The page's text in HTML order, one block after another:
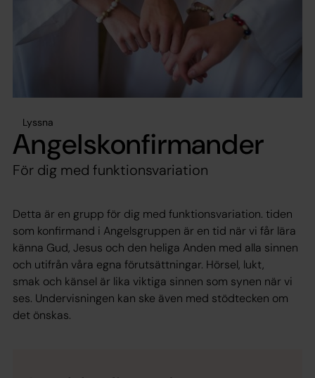
Lyssna
Angelskonfirmander
För dig med funktionsvariation
Detta är en grupp för dig med funktionsvariation. tiden
som konfirmand i Angelsgruppen är en tid när vi får lära
känna Gud, Jesus och den heliga Anden med alla sinnen
och utifrån våra egna förutsättningar. Hörsel, lukt,
smak och känsel är lika viktiga sinnen som synen när vi
ses. Undervisningen kan ske även med stödtecken om
det önskas.